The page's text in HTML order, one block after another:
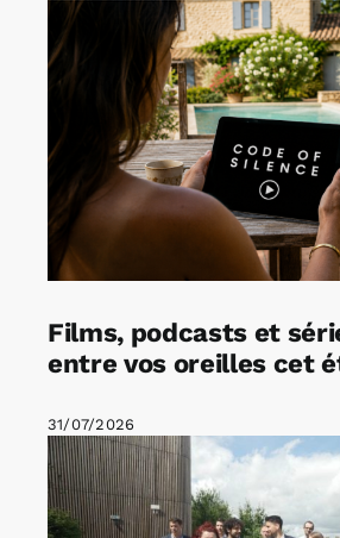
Films, podcasts et
entre vos oreilles cet
31/07/2026